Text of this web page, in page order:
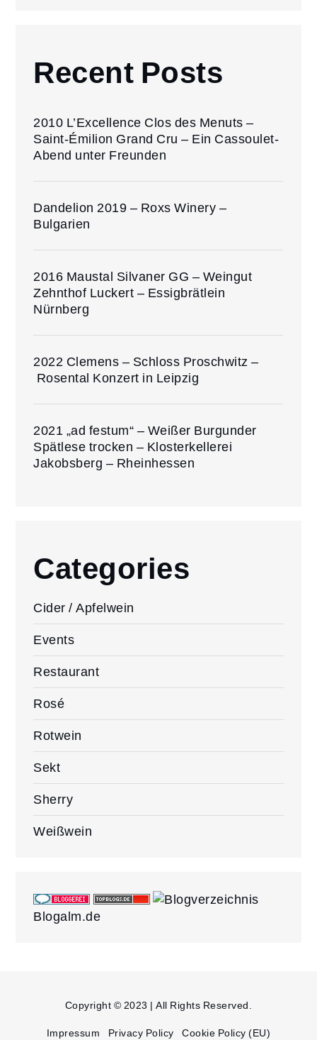
Recent Posts
2010 L’Excellence Clos des Menuts –
Saint-Émilion Grand Cru – Ein Cassoulet-
Abend unter Freunden
Dandelion 2019 – Roxs Winery –
Bulgarien
2016 Maustal Silvaner GG – Weingut
Zehnthof Luckert – Essigbrätlein
Nürnberg
2022 Clemens – Schloss Proschwitz –
Rosental Konzert in Leipzig
2021 „ad festum“ – Weißer Burgunder
Spätlese trocken – Klosterkellerei
Jakobsberg – Rheinhessen
Categories
Cider / Apfelwein
Events
Restaurant
Rosé
Rotwein
Sekt
Sherry
Weißwein
Blogalm.de
Copyright © 2023 | All Rights Reserved.
Impressum Privacy Policy
Cookie Policy (EU)